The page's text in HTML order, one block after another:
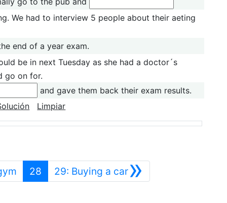
We had to interview 5 people about their aeting
end of a year exam.
be in next Tuesday as she had a doctor´s
go on for.
and gave them back their exam results.
Limpiar
Anterior
28 »
29: Buying a carSiguiente